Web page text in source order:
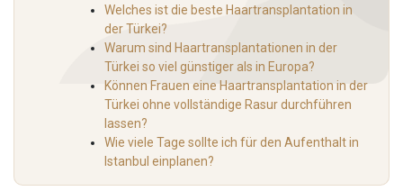
Welches ist die beste Haartransplantation in
der Türkei?
Warum sind Haartransplantationen in der
Türkei so viel günstiger als in Europa?
Können Frauen eine Haartransplantation in der
Türkei ohne vollständige Rasur durchführen
lassen?
Wie viele Tage sollte ich für den Aufenthalt in
Istanbul einplanen?